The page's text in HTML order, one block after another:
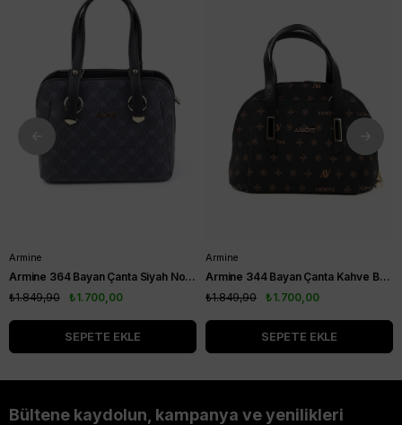
Armine
Armine 364 Bayan Çanta Siyah Noktalı
₺1.700,00
₺1.849,90
SEPETE EKLE
Armine
Armine 344 Bayan Çanta Kahve Baskılı
₺1.700,00
₺1.849,90
SEPETE EKLE
Bültene kaydolun, kampanya ve yenilikleri